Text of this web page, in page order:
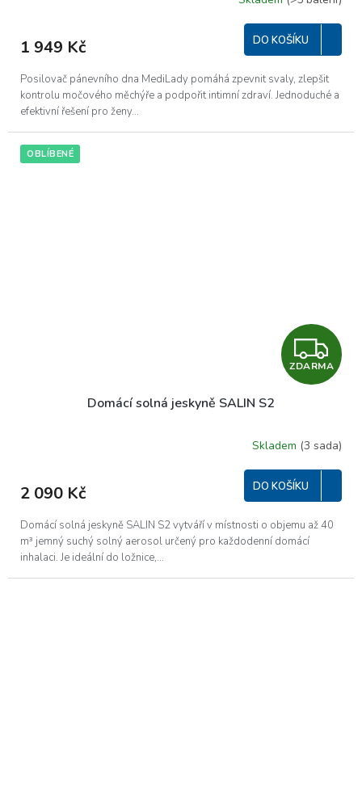
A
je
z
5
hvězdiček.
1 949 Kč DO KOŠÍKU
Posilovač pánevního dna MediLady pomáhá zpevnit svaly, zlepšit
kontrolu močového měchýře a podpořit intimní zdraví. Jednoduché a
efektivní řešení pro ženy...
OBLÍBENÉ
Z
D
R
A
ZDARMA
Domácí solná jeskyně SALIN S2
je
z
5
hvězdiček.
Skladem (3 sada)
2 090 Kč DO KOŠÍKU
Domácí solná jeskyně SALIN S2 vytváří v místnosti o objemu až 40
m³ jemný suchý solný aerosol určený pro každodenní domácí
inhalaci. Je ideální do ložnice,...